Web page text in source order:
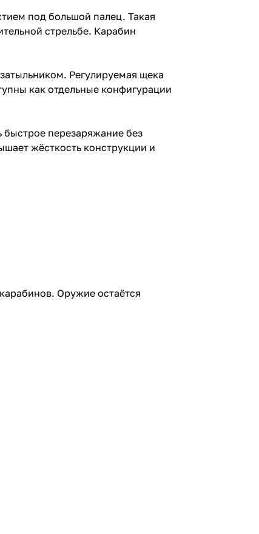
под большой палец. Такая
стрельбе. Карабин
Регулируемая щека
как отдельные конфигурации
перезаряжание без
жёсткость конструкции и
Оружие остаётся